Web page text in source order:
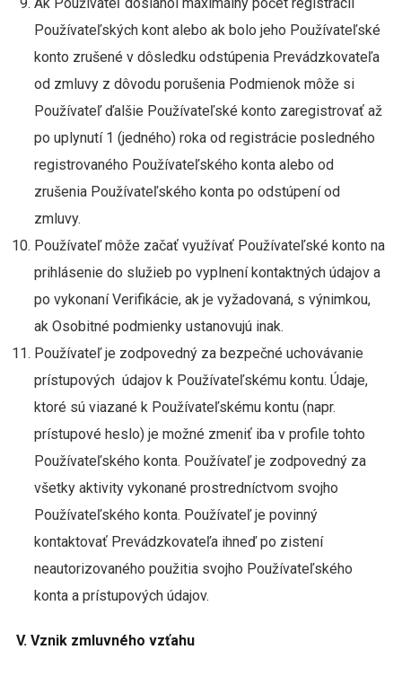
Používateľských kont alebo ak bolo jeho Používateľské
konto zrušené v dôsledku odstúpenia Prevádzkovateľa
od zmluvy z dôvodu porušenia Podmienok môže si
Používateľ ďalšie Používateľské konto zaregistrovať až
po uplynutí 1 (jedného) roka od registrácie posledného
registrovaného Používateľského konta alebo od
zrušenia Používateľského konta po odstúpení od
zmluvy.
Používateľ môže začať využívať Používateľské konto na
prihlásenie do služieb po vyplnení kontaktných údajov a
po vykonaní Verifikácie, ak je vyžadovaná, s výnimkou,
ak Osobitné podmienky ustanovujú inak.
Používateľ je zodpovedný za bezpečné uchovávanie
prístupových údajov k Používateľskému kontu. Údaje,
ktoré sú viazané k Používateľskému kontu (napr.
prístupové heslo) je možné zmeniť iba v profile tohto
Používateľského konta. Používateľ je zodpovedný za
všetky aktivity vykonané prostredníctvom svojho
Používateľského konta. Používateľ je povinný
kontaktovať Prevádzkovateľa ihneď po zistení
neautorizovaného použitia svojho Používateľského
konta a prístupových údajov.
V. Vznik zmluvného vzťahu